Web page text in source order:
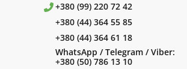
+380 (99) 220 72 42
+380 (44) 364 55 85
+380 (44) 364 61 18
WhatsApp / Telegram / Viber:
+380 (50) 786 13 10